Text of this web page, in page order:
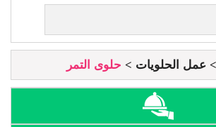
عمل الحلويات حلوى التمر